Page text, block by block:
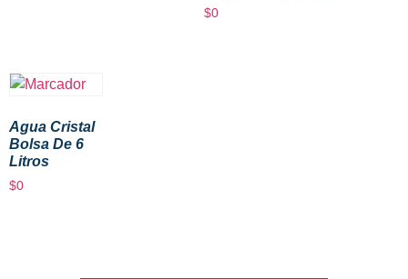
$0
Agua Cristal
Bolsa De 6
Litros
$0